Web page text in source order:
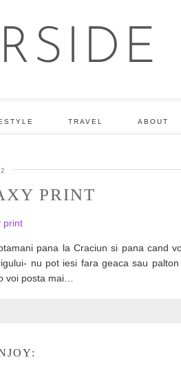
TRAVEL ABOUT
PRINT
pana la Craciun si pana cand
nu pot iesi fara geaca sau
voi posta mai…